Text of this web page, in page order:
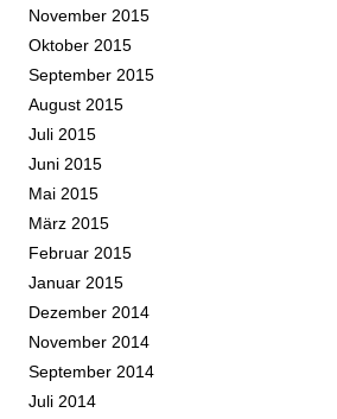
November 2015
Oktober 2015
September 2015
August 2015
Juli 2015
Juni 2015
Mai 2015
März 2015
Februar 2015
Januar 2015
Dezember 2014
November 2014
September 2014
Juli 2014